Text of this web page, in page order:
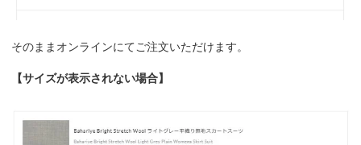
そのままオンラインにてご注文いただけます。
【サイズが表示されない場合】